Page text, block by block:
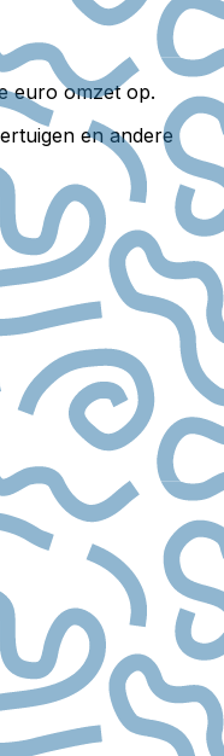
euro omzet op.
en andere